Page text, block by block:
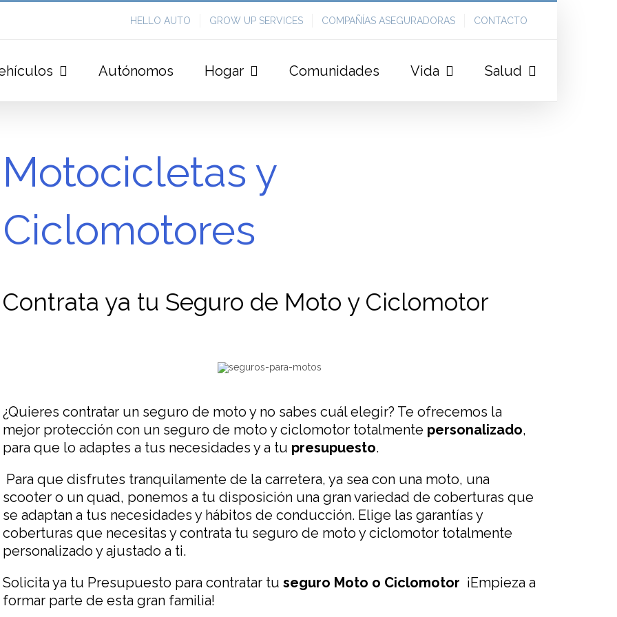
HELLO AUTO GROW UP SERVICES COMPAÑÍAS ASEGURADORAS CONTACTO
Autónomos Hogar Comunidades Vida Salud
Motocicletas y
Ciclomotores
Contrata ya tu Seguro de Moto y Ciclomotor
¿Quieres contratar un seguro de moto y no sabes cuál elegir? Te ofrecemos la
mejor protección con un seguro de moto y ciclomotor totalmente personalizado,
para que lo adaptes a tus necesidades y a tu presupuesto.
Para que disfrutes tranquilamente de la carretera, ya sea con una moto, una
scooter o un quad, ponemos a tu disposición una gran variedad de coberturas que
se adaptan a tus necesidades y hábitos de conducción. Elige las garantías y
coberturas que necesitas y contrata tu seguro de moto y ciclomotor totalmente
personalizado y ajustado a ti.
Solicita ya tu Presupuesto para contratar tuseguro Moto o Ciclomotor ¡Empieza a
formar parte de esta gran familia!